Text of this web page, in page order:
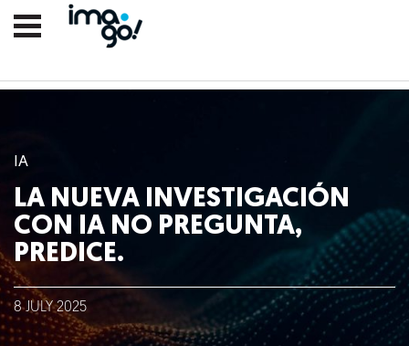
Nosotros
Clientes
IA
LA NUEVA INVESTIGACIÓN
CON IA NO PREGUNTA,
PREDICE.
8 JULY 2025